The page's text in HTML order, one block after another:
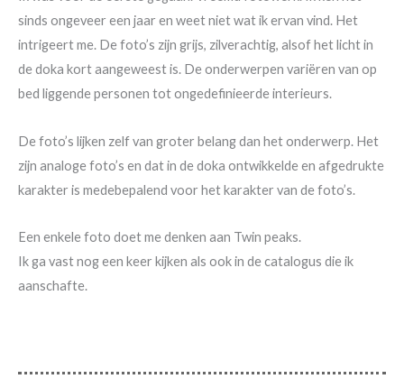
sinds ongeveer een jaar en weet niet wat ik ervan vind. Het
intrigeert me. De foto’s zijn grijs, zilverachtig, alsof het licht in
de doka kort aangeweest is. De onderwerpen variëren van op
bed liggende personen tot ongedefinieerde interieurs.
De foto’s lijken zelf van groter belang dan het onderwerp. Het
zijn analoge foto’s en dat in de doka ontwikkelde en afgedrukte
karakter is medebepalend voor het karakter van de foto’s.
Een enkele foto doet me denken aan Twin peaks.
Ik ga vast nog een keer kijken als ook in de catalogus die ik
aanschafte.